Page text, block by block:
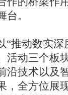
。
推动数实深
活动三个板
沿技术以及
，全方位展